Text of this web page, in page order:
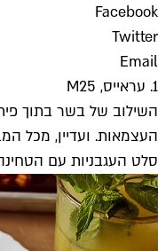
Facebook
Twitter
Email
1. עראייס, M25
השילוב של בשר בתוך
סלט העגבניות עם